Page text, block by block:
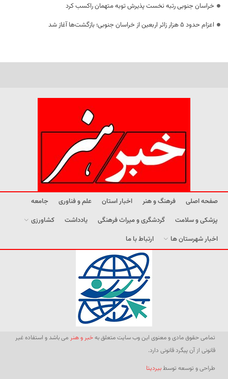
خراسان جنوبی رتبه نخست پذیرش توبه متهمان راکسب کرد
اعزام حدود 5 هزار زائر اربعین از خراسان جنوبی؛ بازگشت‌ها آغاز شد
صفحه اصلی فرهنگ و هنر اخبار استان علم و فناوری
جامعه
پزشکی و سلامت
گردشگری و میراث فرهنگی یادداشت
کشاورزی
اخبار شهرستان ها
ارتباط با ما
تمامی حقوق مادی و معنوی این وب سایت متعلق بهخبر و هنر می باشد و استفاده غیر
قانونی از آن پیگرد قانونی دارد.
طراحی و توسعه توسطبیردیتا